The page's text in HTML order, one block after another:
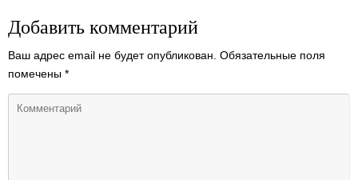
Добавить комментарий
Ваш адрес email не будет опубликован. Обязательные поля
помечены *